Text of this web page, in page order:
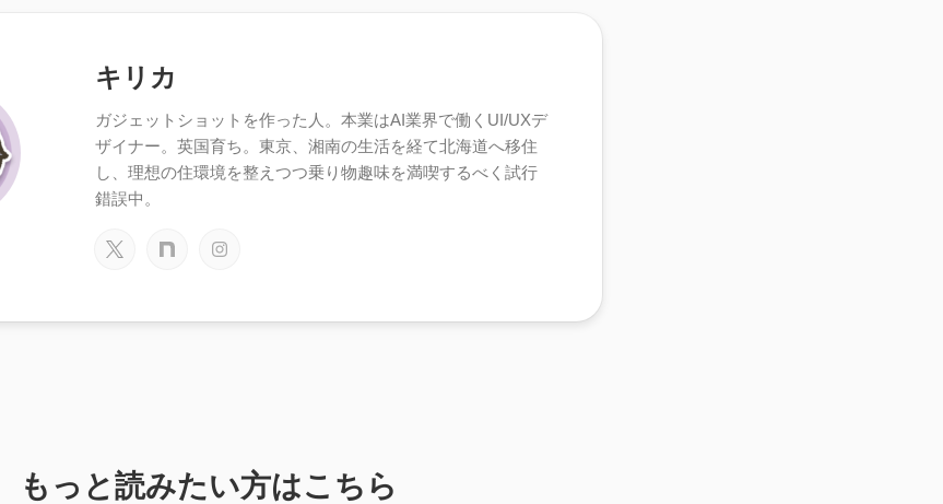
キリカ
ガジェットショットを作った人。本業はAI業界で働くUI/UXデ
ザイナー。英国育ち。東京、湘南の生活を経て北海道へ移住
し、理想の住環境を整えつつ乗り物趣味を満喫するべく試行
錯誤中。
もっと読みたい方はこちら